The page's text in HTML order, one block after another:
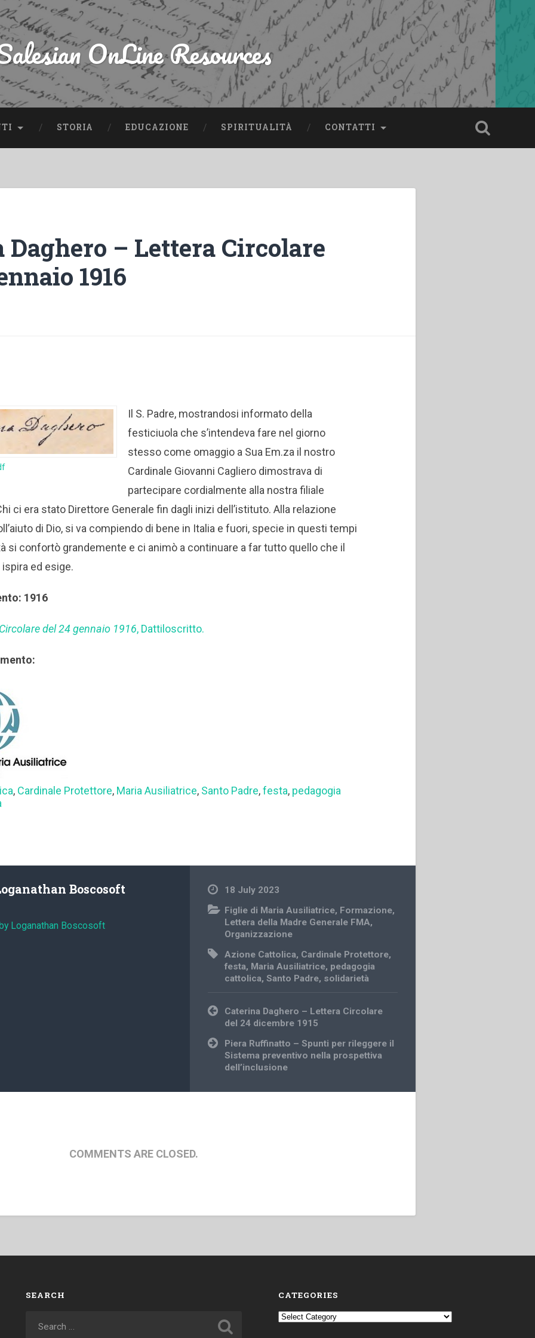
OnLine Resources
STORIA EDUCAZIONE SPIRITUALITÀ CONTATTI
Daghero – Lettera Circolare
1916
Il S. Padre, mostrandosi informato della
festiciuola che s’intendeva fare nel giorno
stesso come omaggio a Sua Em.za il nostro
Cardinale Giovanni Cagliero dimostrava di
partecipare cordialmente alla nostra filiale
ci era stato Direttore Generale fin dagli inizi dell’istituto.Alla relazione
di Dio, si va compiendo di bene in Italia e fuori, specie in questi tempi
si confortò grandemente e ci animò a continuare a far tutto quello che il
ed esige.
1916
del 24 gennaio 1916, Dattiloscritto.
, Cardinale Protettore, Maria Ausiliatrice, Santo Padre,festa, pedagogia
Boscosoft
Loganathan Boscosoft
18 July 2023
Figlie di Maria Ausiliatrice, Formazione,
Lettera della Madre Generale FMA,
Organizzazione
Azione Cattolica, Cardinale Protettore,
festa, Maria Ausiliatrice, pedagogia
cattolica,Santo Padre, solidarietà
Post
navigation
Caterina Daghero – Lettera Circolare
del 24 dicembre 1915
Piera Ruffinatto – Spunti per rileggere il
Sistema preventivo nella prospettiva
dell’inclusione
COMMENTS ARE CLOSED.
SEARCH CATEGORIES
Categories